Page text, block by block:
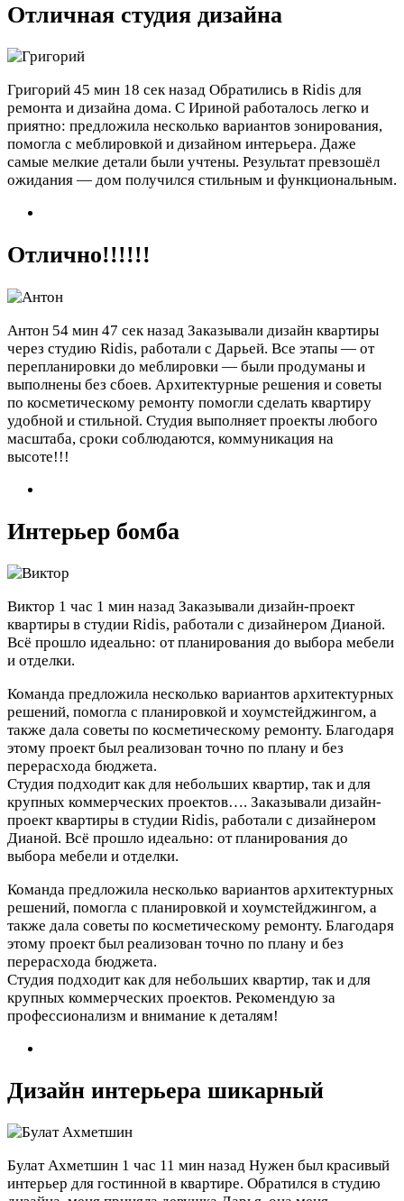
Отличная студия дизайна
Григорий 45 мин 18 сек назад Обратились в Ridis для
ремонта и дизайна дома. С Ириной работалось легко и
приятно: предложила несколько вариантов зонирования,
помогла с меблировкой и дизайном интерьера. Даже
самые мелкие детали были учтены. Результат превзошёл
ожидания — дом получился стильным и функциональным.
Отлично!!!!!!
Антон 54 мин 47 сек назад Заказывали дизайн квартиры
через студию Ridis, работали с Дарьей. Все этапы — от
перепланировки до меблировки — были продуманы и
выполнены без сбоев. Архитектурные решения и советы
по косметическому ремонту помогли сделать квартиру
удобной и стильной. Студия выполняет проекты любого
масштаба, сроки соблюдаются, коммуникация на
высоте!!!
Интерьер бомба
Виктор 1 час 1 мин назад Заказывали дизайн-проект
квартиры в студии Ridis, работали с дизайнером Дианой.
Всё прошло идеально: от планирования до выбора мебели
и отделки.
Команда предложила несколько вариантов архитектурных
решений, помогла с планировкой и хоумстейджингом, а
также дала советы по косметическому ремонту. Благодаря
этому проект был реализован точно по плану и без
перерасхода бюджета.
Студия подходит как для небольших квартир, так и для
крупных коммерческих проектов…. Заказывали дизайн-
проект квартиры в студии Ridis, работали с дизайнером
Дианой. Всё прошло идеально: от планирования до
выбора мебели и отделки.
Команда предложила несколько вариантов архитектурных
решений, помогла с планировкой и хоумстейджингом, а
также дала советы по косметическому ремонту. Благодаря
этому проект был реализован точно по плану и без
перерасхода бюджета.
Студия подходит как для небольших квартир, так и для
крупных коммерческих проектов. Рекомендую за
профессионализм и внимание к деталям!
Дизайн интерьера шикарный
Булат Ахметшин 1 час 11 мин назад Нужен был красивый
интерьер для гостинной в квартире. Обратился в студию